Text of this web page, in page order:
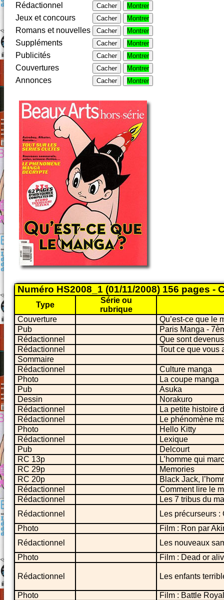
Rédactionnel Cacher Montrer
Jeux et concours Cacher Montrer
Romans et nouvelles Cacher Montrer
Suppléments Cacher Montrer
Publicités Cacher Montrer
Couvertures Cacher Montrer
Annonces Cacher Montrer
Numéro HS2008_1 (01/11/2008) 156 pages -
Type
Série ou
rubrique
Couverture
Qu’est-ce que le
Pub
Paris Manga -
Rédactionnel
Que sont
Rédactionnel
Tout ce que vous
Sommaire
Rédactionnel
Culture manga
Photo
La coupe manga
Pub
Asuka
Dessin
Norakuro
Rédactionnel
La petite histoire
Rédactionnel
Le phénomène
Photo
Hello Kitty
Rédactionnel
Lexique
Pub
Delcourt
RC 13p
L’homme qui
RC 29p
Memories
RC 20p
Black Jack,
Rédactionnel
Comment lire le
Rédactionnel
Les 7 tribus du
Rédactionnel
Les précurseurs
Photo
Film : Ron par
Rédactionnel
Les nouveaux
Photo
Film : Dead or
Rédactionnel Les enfants
Photo
Film : Battle